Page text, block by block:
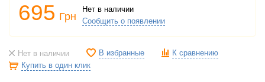
695 Грн
Нет в наличии
Сообщить о появлении
Нет в наличии В избранные
К сравнению
Купить в один клик